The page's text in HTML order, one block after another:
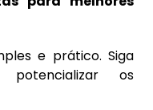
e prático. Siga
os